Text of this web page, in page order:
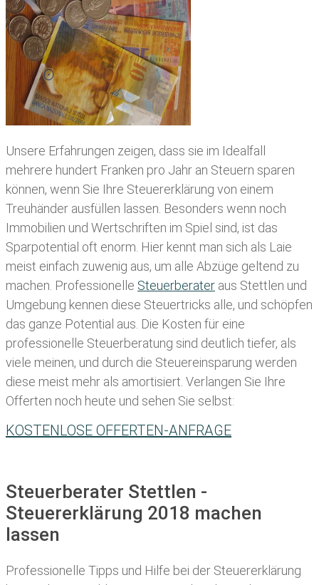
Unsere Erfahrungen zeigen, dass sie im Idealfall
mehrere hundert Franken pro Jahr an Steuern sparen
können, wenn Sie Ihre Steuererklärung von einem
Treuhänder ausfüllen lassen . Besonders wenn noch
Immobilien und Wertschriften im Spiel sind, ist das
Sparpotential oft enorm. Hier kennt man sich als Laie
meist einfach zuwenig aus, um alle Abzüge geltend zu
machen. Professionelle Steuerberater aus Stettlen und
Umgebung kennen diese Steuertricks alle, und schöpfen
das ganze Potential aus. Die Kosten für eine
professionelle Steuerberatung sind deutlich tiefer, als
viele meinen, und durch die Steuereinsparung werden
diese meist mehr als amortisiert. Verlangen Sie Ihre
Offerten noch heute und sehen Sie selbst:
KOSTENLOSE OFFERTEN-ANFRAGE
Steuerberater Stettlen -
Steuererklärung 2018 machen
lassen
Professionelle Tipps und Hilfe bei der Steuererklärung